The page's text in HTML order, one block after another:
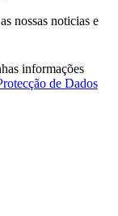
nossas noticias e
informações
de Dados